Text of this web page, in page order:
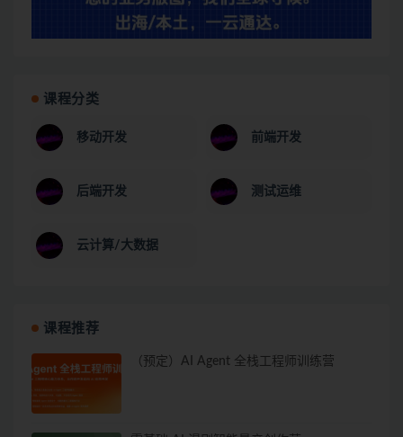
课程分类
移动开发 前端开发
后端开发 测试运维
云计算/大数据
课程推荐
（预定）AI Agent 全栈工程师训练营